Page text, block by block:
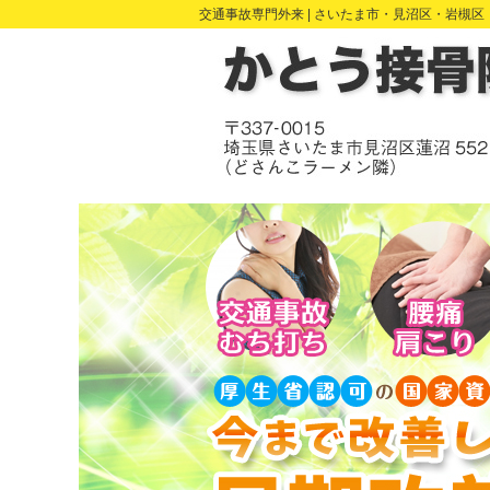
交通事故専門外来 | さいたま市・見沼区・岩槻